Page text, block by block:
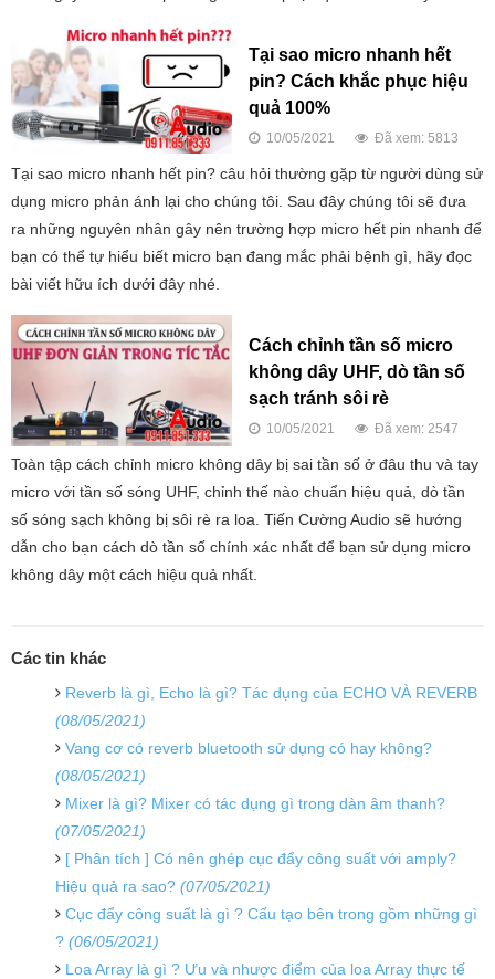
Tại sao micro nhanh hết
pin? Cách khắc phục hiệu
quả 100%
10/05/2021 Đã xem: 5813
Tại sao micro nhanh hết pin? câu hỏi thường gặp từ người dùng sử
dụng micro phản ánh lại cho chúng tôi. Sau đây chúng tôi sẽ đưa
ra những nguyên nhân gây nên trường hợp micro hết pin nhanh để
bạn có thể tự hiểu biết micro bạn đang mắc phải bệnh gì, hãy đọc
bài viết hữu ích dưới đây nhé.
Cách chỉnh tần số micro
không dây UHF, dò tần số
sạch tránh sôi rè
10/05/2021 Đã xem: 2547
Toàn tập cách chỉnh micro không dây bị sai tần số ở đâu thu và tay
micro với tần số sóng UHF, chỉnh thế nào chuẩn hiệu quả, dò tần
số sóng sạch không bị sôi rè ra loa. Tiến Cường Audio sẽ hướng
dẫn cho bạn cách dò tần số chính xác nhất để bạn sử dụng micro
không dây một cách hiệu quả nhất.
Các tin khác
Reverb là gì, Echo là gì? Tác dụng của ECHO VÀ REVERB
(08/05/2021)
Vang cơ có reverb bluetooth sử dụng có hay không?
(08/05/2021)
Mixer là gì? Mixer có tác dụng gì trong dàn âm thanh?
(07/05/2021)
[ Phân tích ] Có nên ghép cục đẩy công suất với amply?
Hiệu quả ra sao? (07/05/2021)
Cục đẩy công suất là gì ? Cấu tạo bên trong gồm những gì
? (06/05/2021)
Loa Array là gì ? Ưu và nhược điểm của loa Array thực tế